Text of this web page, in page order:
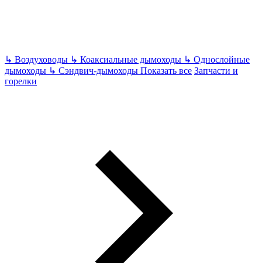
↳ Воздуховоды ↳ Коаксиальные дымоходы ↳ Однослойные
дымоходы ↳ Сэндвич-дымоходы Показать все Запчасти и
горелки